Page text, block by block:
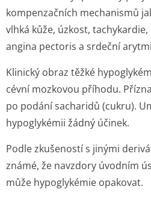
kompenzačních mechanismů
vlhká kůže, úzkost,
angina pectoris a srdeční
Klinický obraz těžké
cévní mozkovou příhodu.
po podání sacharidů (cukru).
hypoglykémii žádný účinek.
Podle zkušeností s jinými
známé, že navzdory úvodním
může hypoglykémie opakovat.